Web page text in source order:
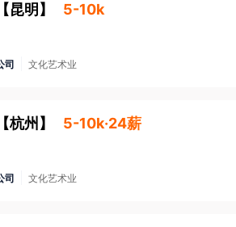
【昆明 】 5-10k
司 文化艺术业
【杭州 】 5-10k·24薪
司 文化艺术业